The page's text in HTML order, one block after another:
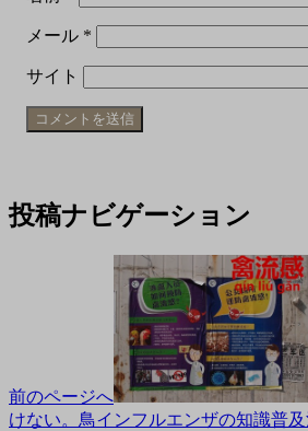
メール *
サイト
投稿ナビゲーション
前のページへ
けない。鳥インフルエンザの知識普